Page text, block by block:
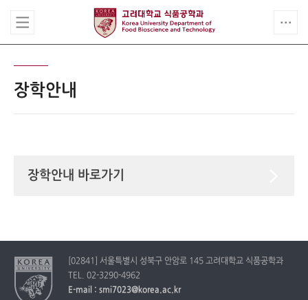
장학안내
장학안내 바로가기
[02841] 서울특별시 성북구 안암로 145 고려대학교 식품공학과
TEL. 02-3290-4962
E-mail : smi7023@korea.ac.kr